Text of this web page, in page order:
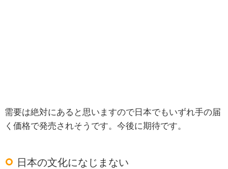
需要は絶対にあると思いますので日本でもいずれ手の届
く価格で発売されそうです。今後に期待です。
日本の文化になじまない